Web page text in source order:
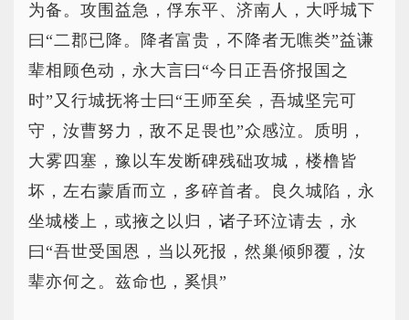
为备。攻围益急，俘东平、济南人，大呼城下
曰“二郡已降。降者富贵，不降者无噍类”益谦
辈相顾色动，永大言曰“今日正吾侪报国之
时”又行城抚将士曰“王师至矣，吾城坚完可
守，汝曹努力，敌不足畏也”众感泣。质明，
大雾四塞，豫以车发断碑残础攻城，楼橹皆
坏，左右蒙盾而立，多碎首者。良久城陷，永
坐城楼上，或掖之以归，诸子环泣请去，永
曰“吾世受国恩，当以死报，然巢倾卵覆，汝
辈亦何之。兹命也，奚惧”